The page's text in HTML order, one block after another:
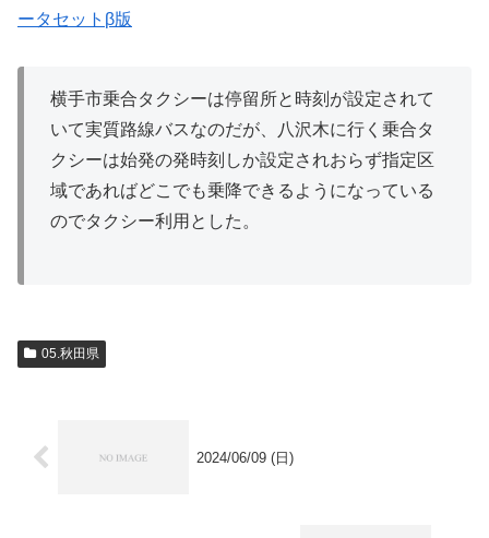
ータセットβ版
横手市乗合タクシーは停留所と時刻が設定されて
いて実質路線バスなのだが、八沢木に行く乗合タ
クシーは始発の発時刻しか設定されおらず指定区
域であればどこでも乗降できるようになっている
のでタクシー利用とした。
05.秋田県
2024/06/09 (日)